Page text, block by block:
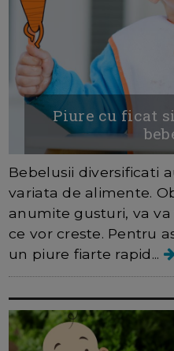
Piure cu ficat
Bebelusii diversificati
variata de alimente.
anumite gusturi, va
ce vor creste. Pentru
un piure fiarte rapid...